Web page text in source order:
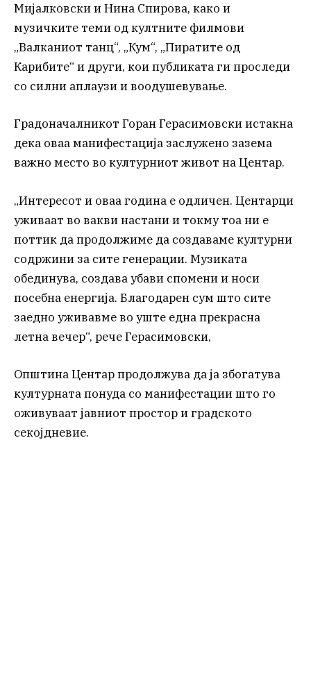
Мијалковски и Нина Спирова, како и
музичките теми од култните филмови
„Валканиот танц“, „Кум“, „Пиратите од
Карибите“ и други, кои публиката ги проследи
со силни аплаузи и воодушевување.
Градоначалникот Горан Герасимовски истакна
дека оваа манифестација заслужено зазема
важно место во културниот живот на Центар.
„Интересот и оваа година е одличен. Центарци
уживаат во вакви настани и токму тоа ни е
поттик да продолжиме да создаваме културни
содржини за сите генерации. Музиката
обединува, создава убави спомени и носи
посебна енергија. Благодарен сум што сите
заедно уживавме во уште една прекрасна
летна вечер“, рече Герасимовски,
Општина Центар продолжува да ја збогатува
културната понуда со манифестации што го
оживуваат јавниот простор и градското
секојдневие.